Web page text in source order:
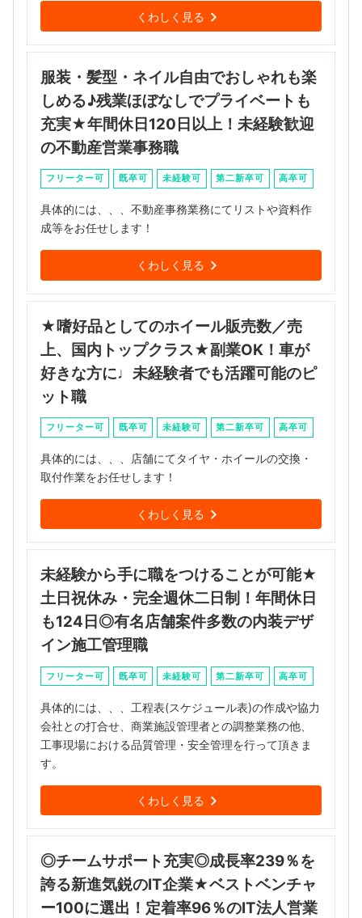
くわしく見る
服装・髪型・ネイル自由でおしゃれも楽
しめる♪残業ほぼなしでプライベートも
充実★年間休日120日以上！未経験歓迎
の不動産営業事務職
フリーター可 既卒可 未経験可 第二新卒可 高卒可
具体的には、、、不動産事務業務にてリストや資料作
成等をお任せします！
くわしく見る
★嗜好品としてのホイール販売数／売
上、国内トップクラス★副業OK！車が
好きな方に♩未経験者でも活躍可能のピ
ット職
フリーター可 既卒可 未経験可 第二新卒可 高卒可
具体的には、、、店舗にてタイヤ・ホイールの交換・
取付作業をお任せします！
くわしく見る
未経験から手に職をつけることが可能★
土日祝休み・完全週休二日制！年間休日
も124日◎有名店舗案件多数の内装デザ
イン施工管理職
フリーター可 既卒可 未経験可 第二新卒可 高卒可
具体的には、、、工程表(スケジュール表)の作成や協力
会社との打合せ、商業施設管理者との調整業務の他、
工事現場における品質管理・安全管理を行って頂きま
す。
くわしく見る
◎チームサポート充実◎成長率239％を
誇る新進気鋭のIT企業★ベストベンチャ
ー100に選出！定着率96％のIT法人営業